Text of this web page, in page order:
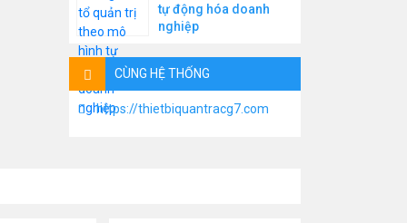
tự động hóa doanh
nghiệp
CÙNG HỆ THỐNG
https://thietbiquantracg7.com